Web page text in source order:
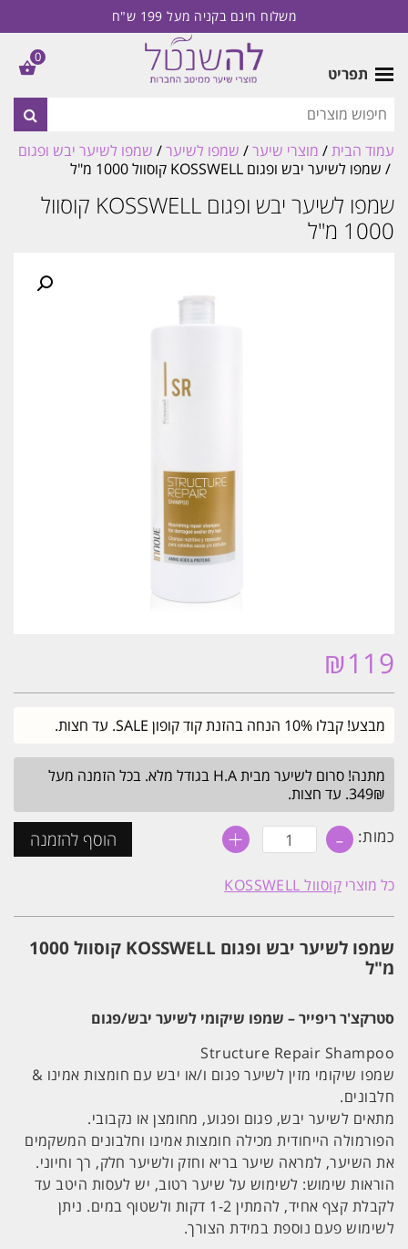
משלוח חינם בקניה מעל 199 ש"ח
תפריט
עמוד הבית/ מוצרי שיער/ שמפו לשיער/ שמפו לשיער יבש ופגום
/ שמפו לשיער יבש ופגום KOSSWELL קוסוול 1000 מ"ל
שמפו לשיער יבש ופגום KOSSWELL קוסוול
1000 מ"ל
₪119
מבצע! קבלו 10% הנחה בהזנת קוד קופון SALE. עד חצות.
מתנה! סרום לשיער מבית H.A בגודל מלא. בכל הזמנה מעל
349₪. עד חצות.
כמות: - כמות
של
לשיער
יבש
KOSSWELL
1000
+ הוסף להזמנה
כל מוצרי קוסוול KOSSWELL
שמפו לשיער יבש ופגום KOSSWELL קוסוול 1000
מ"ל
סטרקצ'ר ריפייר – שמפו שיקומי לשיער יבש/פגום
Structure Repair Shampoo
שמפו שיקומי מזין לשיער פגום ו/או יבש עם חומצות אמינו &
חלבונים.
מתאים לשיער יבש, פגום ופגוע, מחומצן או נקבובי.
הפורמולה הייחודית מכילה חומצות אמינו וחלבונים המשקמים
את השיער, למראה שיער בריא וחזק ולשיער חלק, רך וחיוני.
הוראות שימוש: לשימוש על שיער רטוב, יש לעסות היטב עד
לקבלת קצף אחיד, להמתין 1-2 דקות ולשטוף במים. ניתן
לשימוש פעם נוספת במידת הצורך.
0